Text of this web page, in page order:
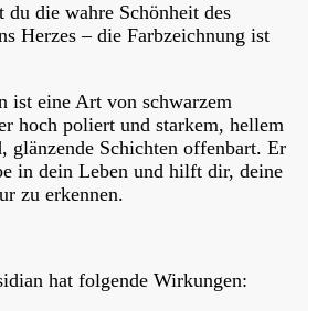
du die wahre Schönheit des
Herzes – die Farbzeichnung ist
ist eine Art von schwarzem
hoch poliert und starkem, hellem
glänzende Schichten offenbart. Er
in dein Leben und hilft dir, deine
zu erkennen.
hat folgende Wirkungen: